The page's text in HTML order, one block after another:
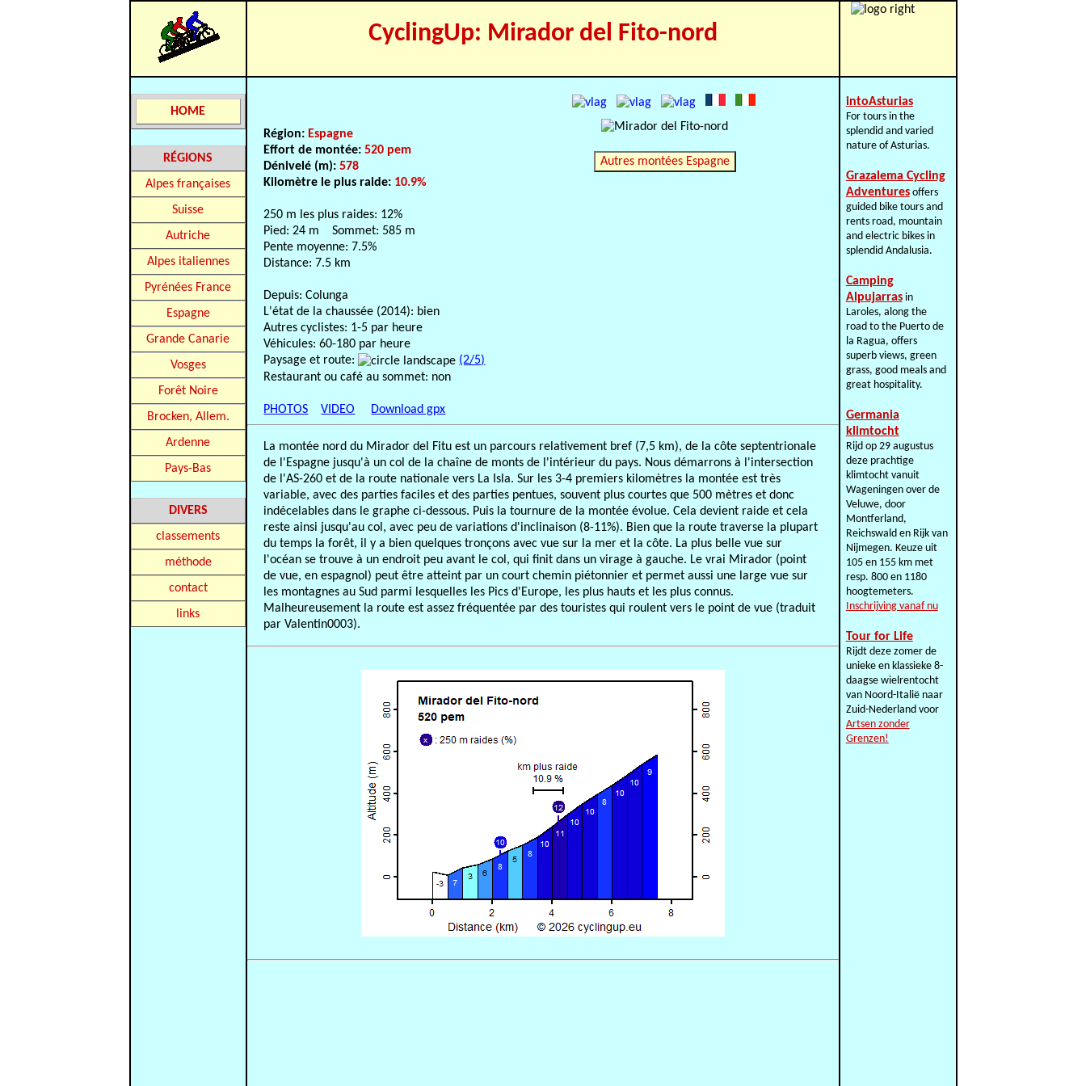
CyclingUp: Mirador del Fito-nord
HOME
RÉGIONS
Alpes françaises
Suisse
Autriche
Alpes italiennes
Pyrénées France
Espagne
Grande Canarie
Vosges
Forêt Noire
Brocken, Allem.
Ardenne
Pays-Bas
DIVERS
classements
méthode
contact
links
Région: Espagne
Effort de montée:520 pem
Dénivelé (m):578
Kilomètre le plus raide: 10.9%
250 m les plus raides: 12%
Pied: 24 m Sommet: 585 m
Pente moyenne: 7.5%
Distance: 7.5 km
Depuis: Colunga
L'état de la chaussée (2014): bien
Autres cyclistes: 1-5 par heure
Véhicules: 60-180 par heure
Paysage et route:
(2/5)
Restaurant ou café au sommet: non
PHOTOS VIDEO Download gpx
Autres montées Espagne
La montée nord du Mirador del Fitu est un parcours relativement bref (7,5 km), de la côte septentrionale
de l'Espagne jusqu'à un col de la chaîne de monts de l'intérieur du pays. Nous démarrons à l'intersection
de l'AS-260 et de la route nationale vers La Isla. Sur les 3-4 premiers kilomètres la montée est très
variable, avec des parties faciles et des parties pentues, souvent plus courtes que 500 mètres et donc
indécelables dans le graphe ci-dessous. Puis la tournure de la montée évolue. Cela devient raide et cela
reste ainsi jusqu'au col, avec peu de variations d'inclinaison (8-11%). Bien que la route traverse la plupart
du temps la forêt, il y a bien quelques tronçons avec vue sur la mer et la côte. La plus belle vue sur
l'océan se trouve à un endroit peu avant le col, qui finit dans un virage à gauche. Le vrai Mirador (point
de vue, en espagnol) peut être atteint par un court chemin piétonnier et permet aussi une large vue sur
les montagnes au Sud parmi lesquelles les Pics d'Europe, les plus hauts et les plus connus.
Malheureusement la route est assez fréquentée par des touristes qui roulent vers le point de vue (traduit
par Valentin0003).
intoAsturias
For tours in the
splendid and varied
nature of Asturias.
Grazalema Cycling
Adventuresoffers
guided bike tours and
rents road, mountain
and electric bikes in
splendid Andalusia.
Camping
Alpujarrasin
Laroles, along the
road to the Puerto de
la Ragua, offers
superb views, green
grass, good meals and
great hospitality.
Germania
klimtocht
Rijd op 29 augustus
deze prachtige
klimtocht vanuit
Wageningen over de
Veluwe, door
Montferland,
Reichswald en Rijk van
Nijmegen. Keuze uit
105 en 155 km met
resp. 800 en 1180
hoogtemeters.
Inschrijving vanaf nu
Tour for Life
Rijdt deze zomer de
unieke en klassieke 8-
daagse wielrentocht
van Noord-Italië naar
Zuid-Nederland voor
Artsen zonder
Grenzen!